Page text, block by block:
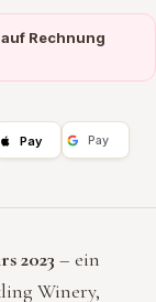
Rechnung
Pay Pay
2023 – ein
Winery,